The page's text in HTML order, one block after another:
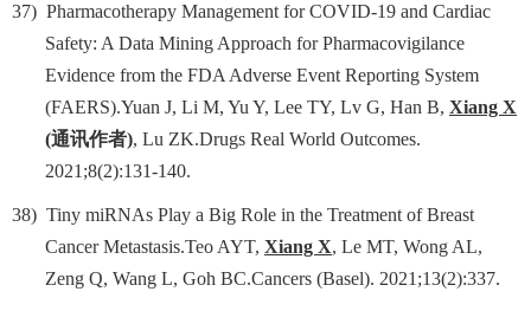
37) Pharmacotherapy Management for COVID-19 and Cardiac
Safety: A Data Mining Approach for Pharmacovigilance
Evidence from the FDA Adverse Event Reporting System
(FAERS).Yuan J, Li M, Yu Y, Lee TY, Lv G, Han B, Xiang X
(通讯作者), Lu ZK.Drugs Real World Outcomes.
2021;8(2):131-140.
38) Tiny miRNAs Play a Big Role in the Treatment of Breast
Cancer Metastasis.Teo AYT, Xiang X, Le MT, Wong AL,
Zeng Q, Wang L, Goh BC.Cancers (Basel). 2021;13(2):337.